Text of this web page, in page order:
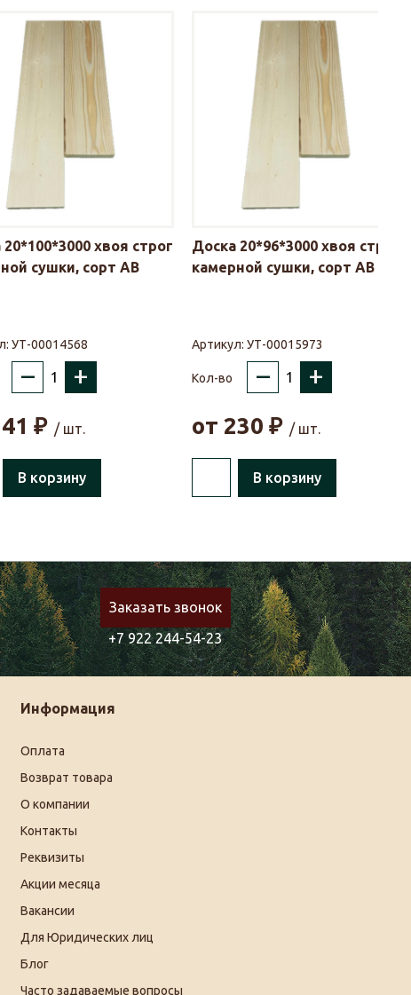
хвоя строг
сушки, сорт АВ
УТ-00014568
– +
₽ / шт.
В корзину
Доска 20*96*3000 хвоя строг
камерной сушки, сорт АВ
Артикул: УТ-00015973
Кол-во – +
от 230 ₽ / шт.
В корзину
Заказать звонок
+7 922 244-54-23
Информация
Оплата
Возврат товара
О компании
Контакты
Реквизиты
Акции месяца
Вакансии
Для Юридических лиц
Блог
Часто задаваемые вопросы